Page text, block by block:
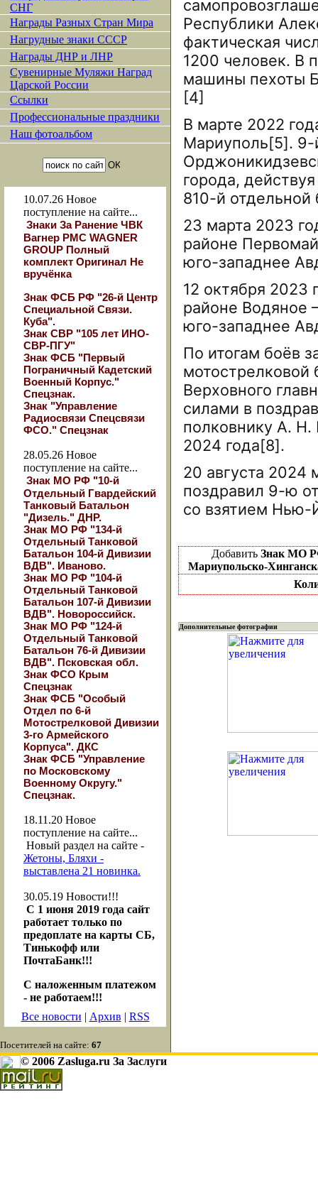
СНГ
Награды Разных Стран Мира
Нагрудные знаки СССР
Награды ДНР и ЛНР
Сувенирные Муляжи Наград
Царской России
Ссылки
Профессиональные праздники
Наш фотоальбом
10.07.26 Новое
поступление на сайте...
Знаки За Ранение ЧВК
Вагнер РМС WAGNER
GROUP Полный
комплект Оригинал Не
вручёнка
Знак ФСБ РФ "26-й Центр
Специальной Связи.
Куба".
Знак СВР "105 лет ИНО-
СВР-ПГУ"
Знак ФСБ "Первый
Пограничный Кадетский
Военный Корпус."
Спецзнак.
Знак "Управление
Радиосвязи Спецсвязи
ФСО." Спецзнак
28.05.26 Новое
поступление на сайте...
Знак МО РФ "10-й
Отдельный Гвардейский
Танковый Батальон
"Дизель." ДНР.
Знак МО РФ "134-й
Отдельный Танковой
Батальон 104-й Дивизии
ВДВ". Иваново.
Знак МО РФ "104-й
Отдельный Танковой
Батальон 107-й Дивизии
ВДВ". Новороссийск.
Знак МО РФ "124-й
Отдельный Танковой
Батальон 76-й Дивизии
ВДВ". Псковская обл.
Знак ФСО Крым
Спецзнак
Знак ФСБ "Особый
Отдел по 6-й
Мотострелковой Дивизии
3-го Армейского
Корпуса". ДКС
Знак ФСБ "Управление
по Московскому
Военному Округу."
Спецзнак.
18.11.20 Новое
поступление на сайте...
Новый раздел на сайте -
Жетоны, Бляхи -
выставлена 21 новинка.
30.05.19 Новости!!!
С 1 июня 2019 года сайт
работает только по
предоплате на карты СБ,
Тинькофф или
ПочтаБанк!!!
С наложенным платежом
- не работаем!!!
Все новости | Архив | RSS
Посетителей на сайте: 67
Республики
фактическая
1200 человек. В
машины пехоты
[4]
В марте 2022
Мариуполь[5]. 9-
города,
810-й
23 марта 2023
районе
юго-западнее
12 октября 2023
районе Водяное
юго-западнее
По итогам боёв
мотострелковой
Верховного
силами в
полковнику А. Н.
2024 года[8].
20 августа 2024
поздравил 9-ю
со взятием Нью-
Добавить Знак МО
Мариупольско-
Дополнительные фотографии
© 2006 Zasluga.ru За Заслуги